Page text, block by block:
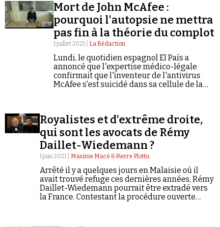
Mort de John McAfee :
pourquoi l'autopsie ne mettra
pas fin à la théorie du complot
1 juillet 2021 | La Rédaction
Lundi, le quotidien espagnol El País a
annoncé que l'expertise médico-légale
confirmait que l'inventeur de l'antivirus
McAfee s'est suicidé dans sa cellule de la
Royalistes et d'extrême droite,
qui sont les avocats de Rémy
Daillet-Wiedemann ?
1 juin 2021 | Maxime Macé & Pierre Plottu
Arrêté il y a quelques jours en Malaisie où il
avait trouvé refuge ces dernières années, Rémy
Daillet-Wiedemann pourrait être extradé vers
la France. Contestant la procédure ouverte